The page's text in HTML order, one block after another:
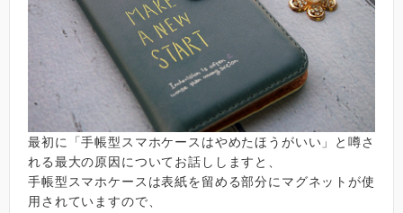
最初に「手帳型スマホケースはやめたほうがいい」と噂さ
れる最大の原因についてお話ししますと、
手帳型スマホケースは表紙を留める部分にマグネットが使
用されていますので、